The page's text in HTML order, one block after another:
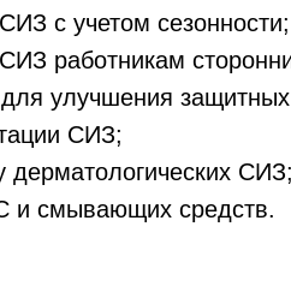
с учетом сезонности;
работникам
улучшения защитных
СИЗ;
дерматологических СИЗ;
и смывающих средств.